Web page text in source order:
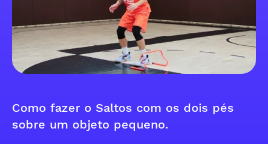
Como fazer o Saltos com os dois pés
sobre um objeto pequeno.